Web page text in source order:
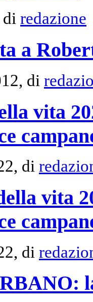
di redazione
a
di
vita
di
vita
di